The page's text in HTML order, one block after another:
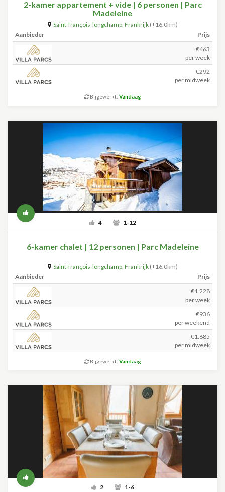
2-kamer appartement + vide | 6 personen | Parc
Madeleine
Saint-françois-longchamp, Frankrijk (+16.0km)
Aanbieder
Prijs
€463
per week
€292
per midweek
Bijgewerkt: Vandaag
4 1-12
6-kamer chalet | 12 personen | Parc Madeleine
Saint-françois-longchamp, Frankrijk (+16.0km)
Aanbieder
Prijs
€1.228
per week
€936
per weekend
€1.685
per midweek
Bijgewerkt: Vandaag
2 1-6